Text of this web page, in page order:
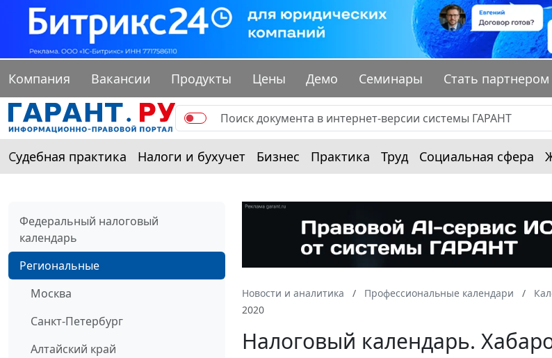
Компания Вакансии Продукты Цены Демо Семинары Стать партнером
Судебная практика Налоги и бухучет Бизнес Практика Труд Социальная сфера
Федеральный налоговый
календарь
Региональные
Москва
Санкт-Петербург
Алтайский край
Новости и аналитика Профессиональные календари
2020
Налоговый календарь.